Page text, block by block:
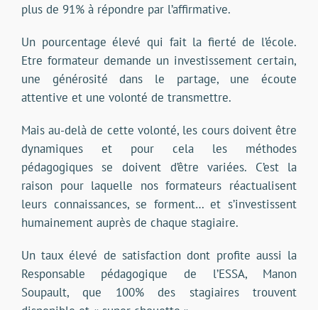
plus de 91% à répondre par l’affirmative.
Un pourcentage élevé qui fait la fierté de l’école.
Etre formateur demande un investissement certain,
une générosité dans le partage, une écoute
attentive et une volonté de transmettre.
Mais au-delà de cette volonté, les cours doivent être
dynamiques et pour cela les méthodes
pédagogiques se doivent d’être variées. C’est la
raison pour laquelle nos formateurs réactualisent
leurs connaissances, se forment… et s’investissent
humainement auprès de chaque stagiaire.
Un taux élevé de satisfaction dont profite aussi la
Responsable pédagogique de l’ESSA, Manon
Soupault, que 100% des stagiaires trouvent